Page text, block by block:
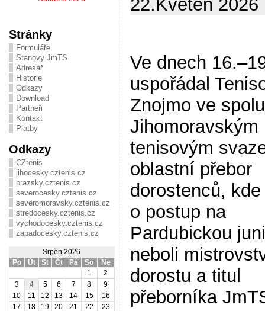
Stránky
Formuláře
Stanovy JmTS
Adresář
Historie
Odkazy
Download
Partneři
Kontakt
Platby
Odkazy
CZtenis
jihocesky.cztenis.cz
prazsky.cztenis.cz
severocesky.cztenis.cz
severomoravsky.cztenis.cz
stredocesky.cztenis.cz
vychodocesky.cztenis.cz
zapadocesky.cztenis.cz
Srpen 2026
Po
Út St Čt Pá So Ne
1
2
3
4 5 6 7 8
9
10
11 12 13 14 15
16
17
18 19 20 21 22
23
22.Květen 2026
Ve dnech
uspořádal
Znojmo ve
Jihomoravským
tenisovým
oblastní přebor
dorostenců,
o postup na
Pardubickou
neboli
dorostu a titul
přeborníka